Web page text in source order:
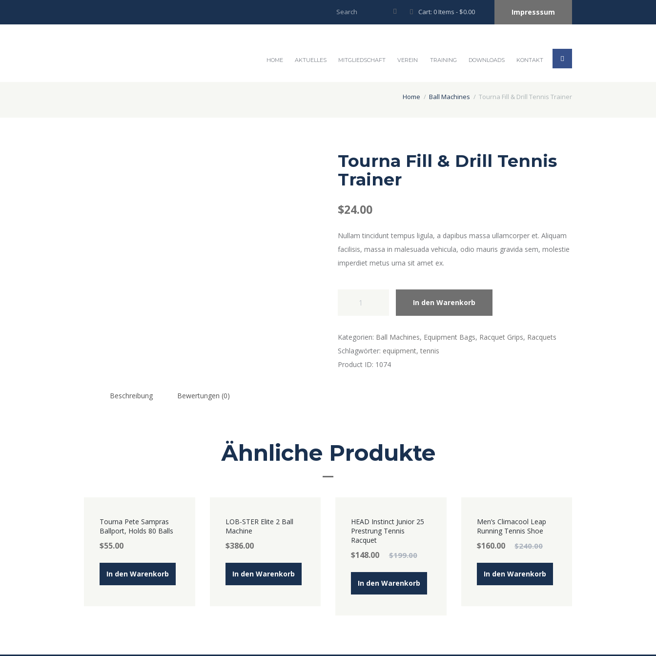
Cart: 0 Items - $0.00 Impresssum
HOME AKTUELLES MITGLIEDSCHAFT VEREIN TRAINING DOWNLOADS KONTAKT
Home Ball Machines Tourna Fill & Drill Tennis Trainer
Tourna Fill & Drill Tennis
Trainer
$24.00
Nullam tincidunt tempus ligula, a dapibus massa ullamcorper et. Aliquam
facilisis, massa in malesuada vehicula, odio mauris gravida sem, molestie
imperdiet metus urna sit amet ex.
Drill
Tennis
Trainer
In den Warenkorb
Kategorien: Ball Machines, Equipment Bags, Racquet Grips, Racquets
Schlagwörter: equipment, tennis
Product ID: 1074
Beschreibung Bewertungen (0)
Ähnliche Produkte
Tourna Pete Sampras
Ballport, Holds 80 Balls
$55.00
In den Warenkorb
LOB-STER Elite 2 Ball
Machine
$386.00
In den Warenkorb
OT!
HEAD Instinct Junior 25
Prestrung Tennis
Racquet
$199.00
$148.00
In den Warenkorb
OT!
Men’s Climacool Leap
Running Tennis Shoe
$240.00
$160.00
In den Warenkorb